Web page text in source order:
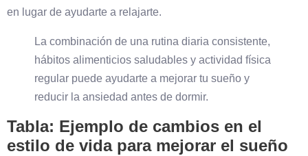
en lugar de ayudarte a relajarte.
La combinación de una rutina diaria consistente,
hábitos alimenticios saludables y actividad física
regular puede ayudarte a mejorar tu sueño y
reducir la ansiedad antes de dormir.
Tabla: Ejemplo de cambios en el
estilo de vida para mejorar el sueño